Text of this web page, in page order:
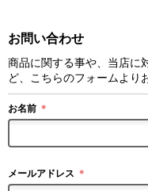
お問い合わせ
商品に関する事や、当店に
ど、こちらのフォームより
お名前 ＊
メールアドレス ＊